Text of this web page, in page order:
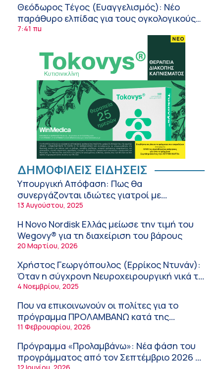
Θεόδωρος Τέγος (Ευαγγελισμός): Νέο
παράθυρο ελπίδας για τους ογκολογικούς
ασθενείς μέσω κλινικών δοκιμών
7:41 πμ
από τον Ελληνικό Ερυθρό Σταυρό
Μαρίνα Ραυτοπούλου (ΙΑΤΡΙΚΟ ΚΕΝΤΡΟ):
Εκπαίδευση στον διαβήτη – Ένας πυλώνας
της σύγχρονης φροντίδας
6:56 πμ
Αθανάσιος Μανώλης (Metropolitan
Hospital): Καρδιοπαθείς και καλοκαίρι –
Διακοπές με ασφάλεια
6:20 πμ
Ειρήνη Ζίγκιρη (Ερρίκος Ντυνάν): H θερμική
καταπόνηση στους ηλικιωμένους
εργαζόμενους
6:11 πμ
Σύσκεψη στον ΕΟΦ για την ομαλή
λειτουργία της εφοδιαστικής αλυσίδας των
φαρμάκων στη διάρκεια του καλοκαιριού
12:08 μμ
Μιχάλης Τάτσης, Insurance & Healthcare
Analyst, διευθυντής Επιχειρηματικής
Ανάπτυξης Ομίλου HHG
11:54 πμ
Kavita Patel: Ένα στα πέντε καινοτόμα
φάρμακα φτάνει τελικά στην Ελλάδα
9:21 πμ
Υπάρχει τελικά «δίαιτα θυρεοειδούς»; Τι
λέει η επιστήμη για τη διατροφή και τα
συμπληρώματα
7:38 πμ
ΔΗΜΟΦΙΛΕΙΣ ΕΙΔΗΣΕΙΣ
Υπουργική Απόφαση: Πως θα
συνεργάζονται ιδιώτες γιατροί με
νοσοκομεία του δημοσίου συστήματος
13 Αυγούστου, 2025
Η Novo Nordisk Ελλάς μείωσε την τιμή του
Wegovy® για τη διαχείριση του βάρους
20 Μαρτίου, 2026
Χρήστος Γεωργόπουλος (Ερρίκος Ντυνάν):
Όταν η σύγχρονη Νευροχειρουργική νικά το
φόβο!
4 Νοεμβρίου, 2025
Που να επικοινωνούν οι πολίτες για το
πρόγραμμα ΠΡΟΛΑΜΒΑΝΩ κατά της
παχυσαρκίας
11 Φεβρουαρίου, 2026
Πρόγραμμα «Προλαμβάνω»: Νέα φάση του
προγράμματος από τον Σεπτέμβριο 2026 –